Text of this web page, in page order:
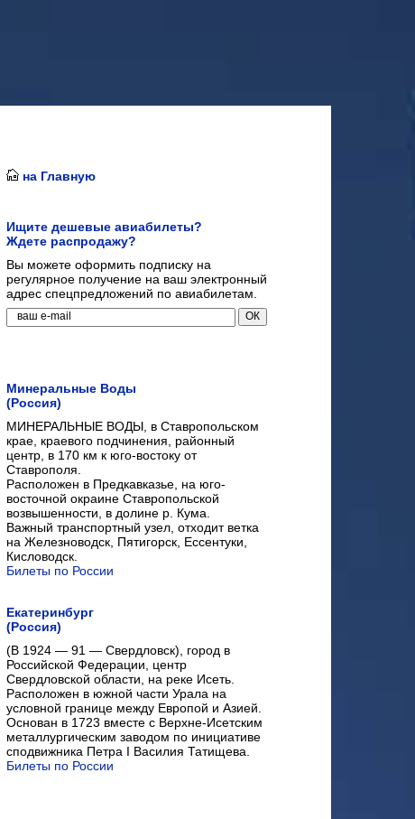
на Главную
Ищите дешевые авиабилеты?
Ждете распродажу?
Вы можете оформить подписку на
регулярное получение на ваш электронный
адрес спецпредложений по авиабилетам.
Минеральные Воды
(Россия)
МИНЕРАЛЬНЫЕ ВОДЫ, в Ставропольском
крае, краевого подчинения, районный
центр, в 170 км к юго-востоку от
Ставрополя.
Расположен в Предкавказье, на юго-
восточной окраине Ставропольской
возвышенности, в долине р. Кума.
Важный транспортный узел, отходит ветка
на Железноводск, Пятигорск, Ессентуки,
Кисловодск.
Билеты по России
Екатеринбург
(Россия)
(В 1924 — 91 — Свердловск), город в
Российской Федерации, центр
Свердловской области, на реке Исеть.
Расположен в южной части Урала на
условной границе между Европой и Азией.
Основан в 1723 вместе с Верхне-Исетским
металлургическим заводом по инициативе
сподвижника Петра I Василия Татищева.
Билеты по России